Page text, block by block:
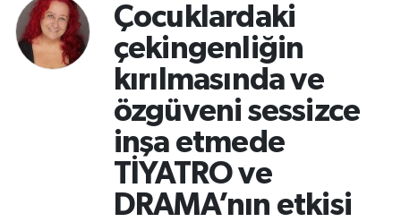
Çocuklardaki
çekingenliğin
kırılmasında ve
özgüveni sessizce
inşa etmede
TİYATRO ve
DRAMA’nın etkisi
Kültür & Sanat
Süper Lig Puan Durumu ve Fikstür
Tüm Manşetler
Son Dakika Haberleri